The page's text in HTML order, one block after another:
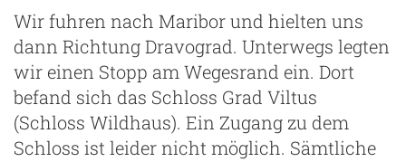
Wir fuhren nach Maribor und hielten uns
dann Richtung Dravograd. Unterwegs legten
wir einen Stopp am Wegesrand ein. Dort
befand sich das Schloss Grad Viltus
(Schloss Wildhaus). Ein Zugang zu dem
Schloss ist leider nicht möglich. Sämtliche